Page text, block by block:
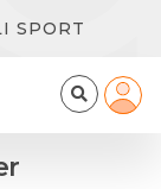
SPORT